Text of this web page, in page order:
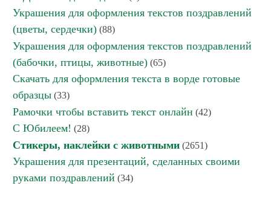
Украшения для оформления текстов поздравлений
(цветы, сердечки) (88)
Украшения для оформления текстов поздравлений
(бабочки, птицы, животные) (65)
Скачать для оформления текста в ворде готовые
образцы (33)
Рамочки чтобы вставить текст онлайн (42)
С Юбилеем! (28)
Стикеры, наклейки с животными (2651)
Украшения для презентаций, сделанных своими
руками поздравлений (34)